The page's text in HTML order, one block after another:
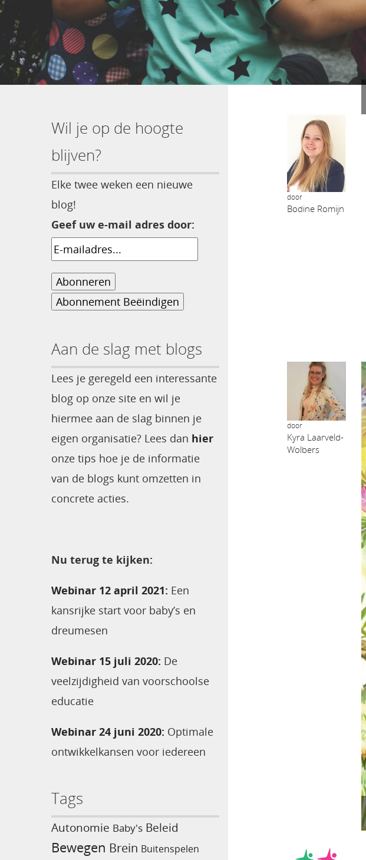
Wil je op de hoogte
blijven?
Elke twee weken een nieuwe
blog!
Geef uw e-mail adres door:
Aan de slag met blogs
Lees je geregeld een interessante
blog op onze site en wil je
hiermee aan de slag binnen je
eigen organisatie? Lees dan hier
onze tips hoe je de informatie
van de blogs kunt omzetten in
concrete acties.
Nu terug te kijken:
Webinar 12 april 2021: Een
kansrijke start voor baby’s en
dreumesen
Webinar 15 juli 2020: De
veelzijdigheid van voorschoolse
educatie
Webinar 24 juni 2020: Optimale
ontwikkelkansen voor iedereen
Tags
Autonomie Baby's Beleid
Bewegen Brein Buitenspelen
door
Bodine Romijn
door
Kyra Laarveld-
Wolbers